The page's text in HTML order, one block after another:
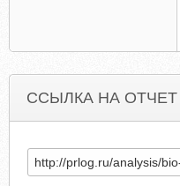
ССЫЛКА НА ОТЧЕТ